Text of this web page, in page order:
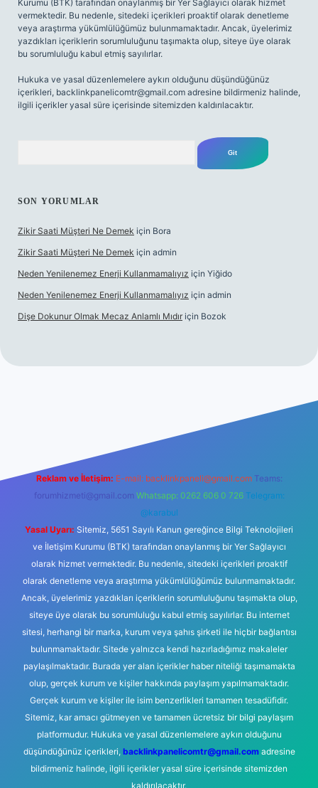
Kurumu (BTK) tarafından onaylanmış bir Yer Sağlayıcı olarak hizmet
vermektedir. Bu nedenle, sitedeki içerikleri proaktif olarak denetleme
veya araştırma yükümlülüğümüz bulunmamaktadır. Ancak, üyelerimiz
yazdıkları içeriklerin sorumluluğunu taşımakta olup, siteye üye olarak
bu sorumluluğu kabul etmiş sayılırlar.
Hukuka ve yasal düzenlemelere aykırı olduğunu düşündüğünüz
içerikleri, backlinkpanelicomtr@gmail.com adresine bildirmeniz halinde,
ilgili içerikler yasal süre içerisinde sitemizden kaldırılacaktır.
SON YORUMLAR
Zikir Saati Müşteri Ne Demek için Bora
Zikir Saati Müşteri Ne Demek için admin
Neden Yenilenemez Enerji Kullanmamalıyız için Yiğido
Neden Yenilenemez Enerji Kullanmamalıyız için admin
Dişe Dokunur Olmak Mecaz Anlamlı Mıdır için Bozok
Reklam ve İletişim: E-mail: backlinkpaneli@gmail.com Teams:
forumhizmeti@gmail.com Whatsapp: 0262 606 0 726 Telegram:
@karabul
Yasal Uyarı: Sitemiz, 5651 Sayılı Kanun gereğince Bilgi Teknolojileri
ve İletişim Kurumu (BTK) tarafından onaylanmış bir Yer Sağlayıcı
olarak hizmet vermektedir. Bu nedenle, sitedeki içerikleri proaktif
olarak denetleme veya araştırma yükümlülüğümüz bulunmamaktadır.
Ancak, üyelerimiz yazdıkları içeriklerin sorumluluğunu taşımakta olup,
siteye üye olarak bu sorumluluğu kabul etmiş sayılırlar. Bu internet
sitesi, herhangi bir marka, kurum veya şahıs şirketi ile hiçbir bağlantısı
bulunmamaktadır. Sitede yalnızca kendi hazırladığımız makaleler
paylaşılmaktadır. Burada yer alan içerikler haber niteliği taşımamakta
olup, gerçek kurum ve kişiler hakkında paylaşım yapılmamaktadır.
Gerçek kurum ve kişiler ile isim benzerlikleri tamamen tesadüfidir.
Sitemiz, kar amacı gütmeyen ve tamamen ücretsiz bir bilgi paylaşım
platformudur. Hukuka ve yasal düzenlemelere aykırı olduğunu
düşündüğünüz içerikleri, backlinkpanelicomtr@gmail.comadresine
bildirmeniz halinde, ilgili içerikler yasal süre içerisinde sitemizden
kaldırılacaktır.